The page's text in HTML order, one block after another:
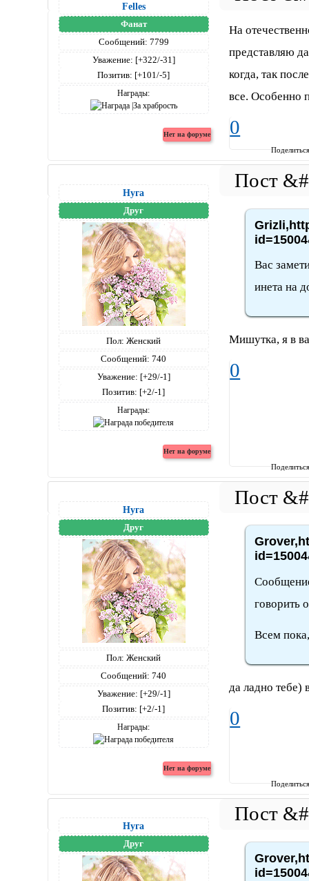
Felles
Фанат
Сообщений: 7799
Уважение: [+322/-31]
Позитив: [+101/-5]
Награды:
На
представляю
когда, так
все. Особенно
0
Нуга
Друг
Пол: Женский
Сообщений: 740
Уважение: [+29/-1]
Позитив: [+2/-1]
Награды:
Вас
инета на
Мишутка, я в
0
Нуга
Друг
Пол: Женский
Сообщений: 740
Уважение: [+29/-1]
Позитив: [+2/-1]
Награды:
говорить
Всем
да ладно тебе)
0
Нуга
Друг